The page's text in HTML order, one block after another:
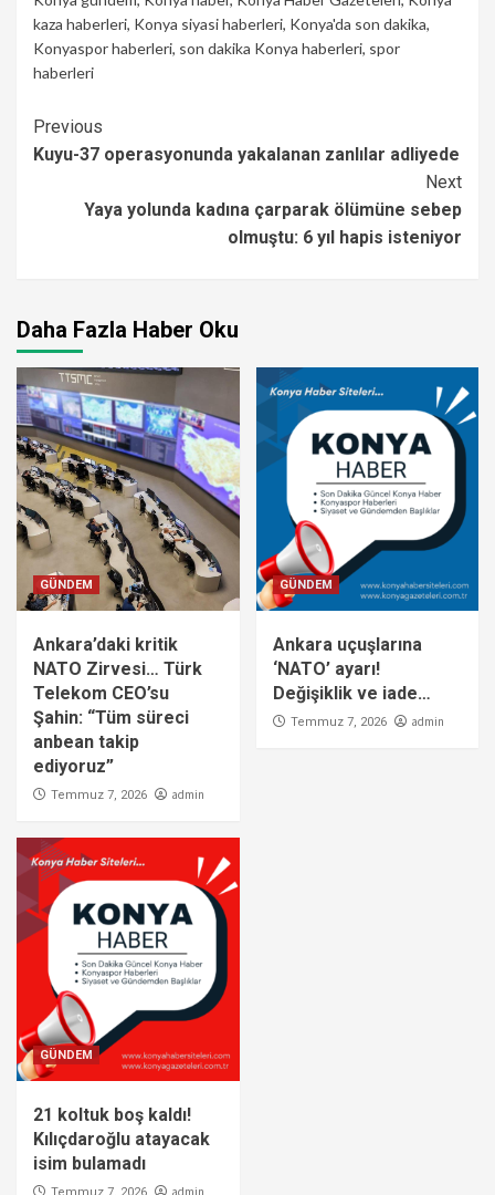
kaza haberleri, Konya siyasi haberleri, Konya'da son dakika,
Konyaspor haberleri, son dakika Konya haberleri, spor
haberleri
Continue
Reading
Previous
Kuyu-37 operasyonunda yakalanan zanlılar adliyede
Next
Yaya yolunda kadına çarparak ölümüne sebep
olmuştu: 6 yıl hapis isteniyor
Daha Fazla Haber Oku
GÜNDEM
Ankara’daki kritik
NATO Zirvesi… Türk
Telekom CEO’su
Şahin: “Tüm süreci
anbean takip
ediyoruz”
Temmuz 7, 2026 admin
GÜNDEM
Ankara uçuşlarına
‘NATO’ ayarı!
Değişiklik ve iade…
Temmuz 7, 2026 admin
GÜNDEM
21 koltuk boş kaldı!
Kılıçdaroğlu atayacak
isim bulamadı
Temmuz 7, 2026 admin